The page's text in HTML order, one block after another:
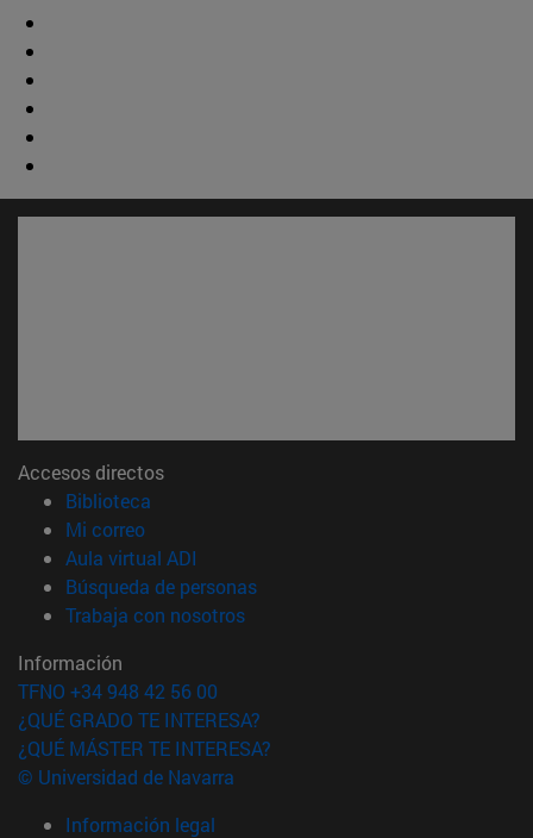
Accesos directos
Biblioteca
Mi correo(abre en nueva ventana)
Aula virtual ADI
Búsqueda de personas(abre en nueva ventana)
Trabaja con nosotros(abre en nueva ventana)
Información
TFNO +34 948 42 56 00
¿QUÉ GRADO TE INTERESA?
¿QUÉ MÁSTER TE INTERESA?
© Universidad de Navarra
Información legal